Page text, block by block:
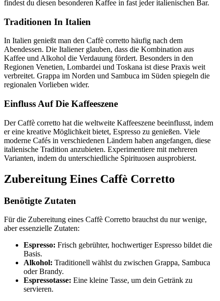
findest du diesen besonderen Kaffee in fast jeder italienischen Bar.
Traditionen In Italien
In Italien genießt man den Caffè corretto häufig nach dem
Abendessen. Die Italiener glauben, dass die Kombination aus
Kaffee und Alkohol die Verdauung fördert. Besonders in den
Regionen Venetien, Lombardei und Toskana ist diese Praxis weit
verbreitet. Grappa im Norden und Sambuca im Süden spiegeln die
regionalen Vorlieben wider.
Einfluss Auf Die Kaffeeszene
Der Caffè corretto hat die weltweite Kaffeeszene beeinflusst, indem
er eine kreative Möglichkeit bietet, Espresso zu genießen. Viele
moderne Cafés in verschiedenen Ländern haben angefangen, diese
italienische Tradition anzubieten. Experimentiere mit mehreren
Varianten, indem du unterschiedliche Spirituosen ausprobierst.
Zubereitung Eines Caffè Corretto
Benötigte Zutaten
Für die Zubereitung eines Caffè Corretto brauchst du nur wenige,
aber essenzielle Zutaten:
Espresso: Frisch gebrühter, hochwertiger Espresso bildet die
Basis.
Alkohol: Traditionell wählst du zwischen Grappa, Sambuca
oder Brandy.
Espressotasse: Eine kleine Tasse, um dein Getränk zu
servieren.